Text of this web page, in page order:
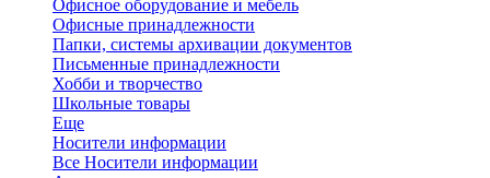
Офисное оборудование и мебель
Офисные принадлежности
Папки, системы архивации документов
Письменные принадлежности
Хобби и творчество
Школьные товары
Еще
Носители информации
Все Носители информации